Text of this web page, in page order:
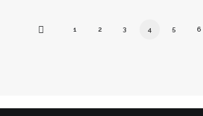
1 2 3 4 5 6